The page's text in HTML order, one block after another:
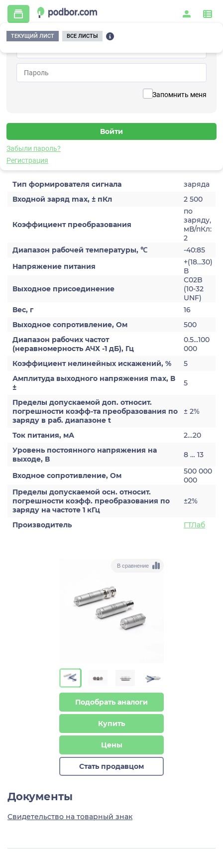
Запомнить меня
Забыли пароль?
Регистрация
ТЕКУЩИЙ ЛИСТ ВСЕ ЛИСТЫ
Главная / Контрольно-измерительные приборы и автоматика /
Измерительное оборудование / Формирователи сигналов / Преобразующие
A120-2
Формирователь сигналов преобразующий
Характеристики
Тип формирователя сигнала
заряда
Входной заряд max, ± пКл
2 500
Коэффициент преобразования
по
заряду,
мВ/пКл:
2
Диапазон рабочей температуры, ℃
-40:85
Напряжение питания
+(18...30)
В
Выходное присоединение
C02B
(10-32
UNF)
Вес, г
16
Выходное сопротивление, Ом
500
Диапазон рабочих частот
(неравномерность АЧХ -1 дБ), Гц
0.5...100
000
Коэффициент нелинейных искажений, %
5
Амплитуда выходного напряжения max, В
±
5
Пределы допускаемой доп. относит.
погрешности коэфф-та преобразования по
заряду в раб. диапазоне t
± 2%
Ток питания, мА
2…20
Уровень постоянного напряжения на
выходе, В
8 … 13
Входное сопротивление, Ом
500 000
000
Пределы допускаемой осн. относит.
погрешности коэфф. преобразования по
заряду на частоте 1 кГц
±2%
Производитель ГТЛаб
В сравнение
> >
Подобрать аналоги
Купить
Цены
Стать продавцом
Документы
Свидетельство на товарный знак